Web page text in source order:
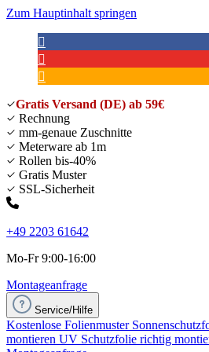
Zum Hauptinhalt springen
Gratis Versand (DE) ab 59€
Rechnung
mm-genaue Zuschnitte
Meterware ab 1m
Rollen bis-40%
Gratis Muster
SSL-Sicherheit
+49 2203 61642
Mo-Fr 9:00-16:00
Montageanfrage
Service/Hilfe
Kostenlose Folienmuster
montieren UV Schutzfolie richtig